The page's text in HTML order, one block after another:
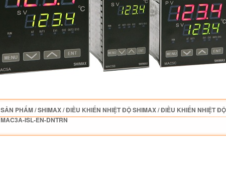
SẢN PHẨM/SHIMAX/ĐIỀU KHIỂN NHIỆT ĐỘ SHIMAX/ĐIỀU KHIỂN NHIỆT
MAC3A-ISL-EN-DNTRN